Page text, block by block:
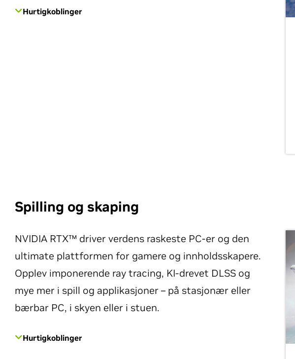
Hurtigkoblinger
Spilling og skaping
NVIDIA RTX™ driver verdens raskeste PC-er og den
ultimate plattformen for gamere og innholdsskapere.
Opplev imponerende ray tracing, KI-drevet DLSS og
mye mer i spill og applikasjoner – på stasjonær eller
bærbar PC, i skyen eller i stuen.
Hurtigkoblinger